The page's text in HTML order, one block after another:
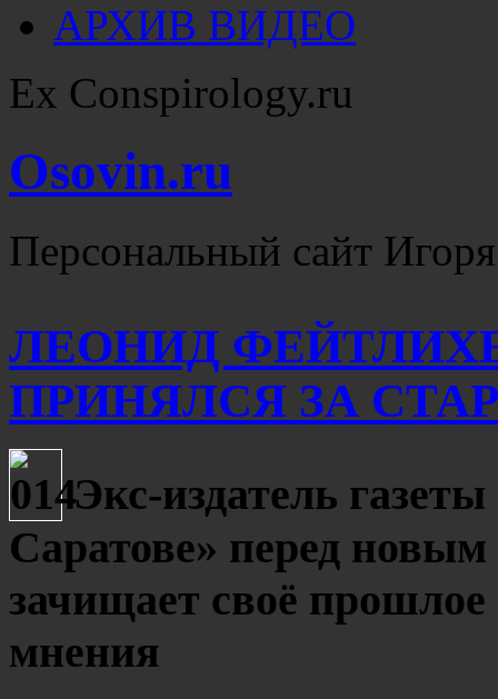
АРХИВ ВИДЕО
Ex Conspirology.ru
Osovin.ru
Персональный сайт
ЛЕОНИД
ПРИНЯЛСЯ ЗА
Экс-издатель
Саратове» перед
зачищает своё прошлое
мнения